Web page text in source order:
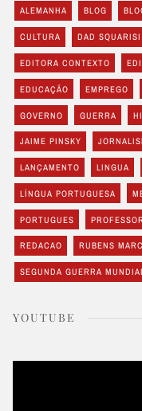
ALEMANHA BLOG
CULTURA DAD SQUARISI
EDITORA CONTEXTO
EDUCAÇÃO EMPREGO
GOVERNO GUERRA
JAIME PINSKY
LANÇAMENTO LINGUA
LÍNGUA PORTUGUESA
PORTUGUES PROFESSOR
REDACAO RUBENS
SEGUNDA GUERRA
YOUTUBE